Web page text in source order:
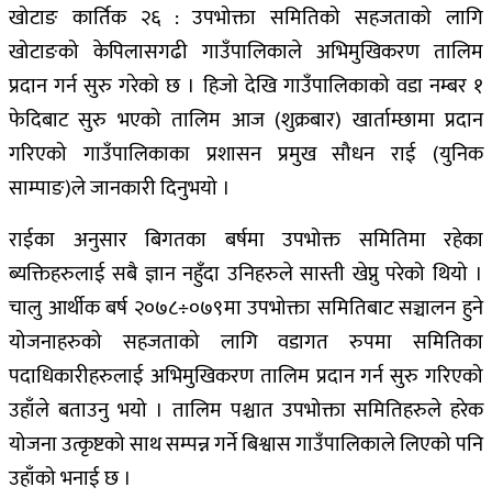
खोटाङ कार्तिक २६ : उपभोक्ता समितिको सहजताको लागि
खोटाङको केपिलासगढी गाउँपालिकाले अभिमुखिकरण तालिम
प्रदान गर्न सुरु गरेको छ । हिजो देखि गाउँपालिकाको वडा नम्बर १
फेदिबाट सुरु भएको तालिम आज (शुक्रबार) खार्ताम्छामा प्रदान
गरिएको गाउँपालिकाका प्रशासन प्रमुख सौधन राई (युनिक
साम्पाङ)ले जानकारी दिनुभयो ।
राईका अनुसार बिगतका बर्षमा उपभोक्त समितिमा रहेका
ब्यक्तिहरुलाई सबै ज्ञान नहुँदा उनिहरुले सास्ती खेप्नु परेको थियो ।
चालु आर्थीक बर्ष २०७८÷०७९मा उपभोक्ता समितिबाट सञ्चालन हुने
योजनाहरुको सहजताको लागि वडागत रुपमा समितिका
पदाधिकारीहरुलाई अभिमुखिकरण तालिम प्रदान गर्न सुरु गरिएको
उहाँले बताउनु भयो । तालिम पश्चात उपभोक्ता समितिहरुले हरेक
योजना उत्कृष्टको साथ सम्पन्न गर्ने बिश्वास गाउँपालिकाले लिएको पनि
उहाँको भनाई छ ।